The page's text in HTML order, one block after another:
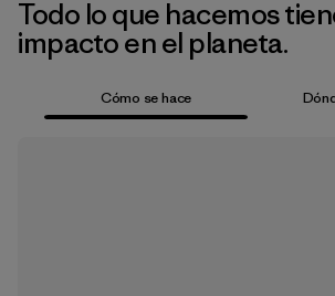
Todo lo que hacemos
impacto en el planeta.
Cómo se hace